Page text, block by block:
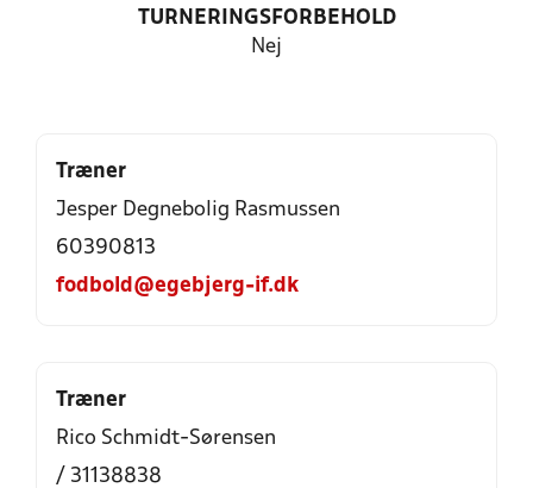
TURNERINGSFORBEHOLD
Nej
Træner
Jesper Degnebolig Rasmussen
60390813
fodbold@egebjerg-if.dk
Træner
Rico Schmidt-Sørensen
/ 31138838